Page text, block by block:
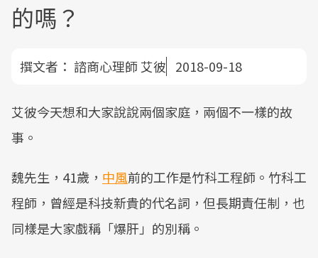
的嗎？
撰文者： 諮商心理師 艾彼 2018-09-18
艾彼今天想和大家說說兩個家庭，兩個不一樣的故
事。
魏先生，41歲， 中風前的工作是竹科工程師。竹科工
程師，曾經是科技新貴的代名詞，但長期責任制，也
同樣是大家戲稱「爆肝」的別稱。